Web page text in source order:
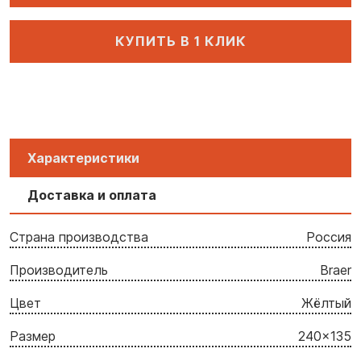
КУПИТЬ В 1 КЛИК
Характеристики
Доставка и оплата
Страна производства Россия
Производитель Braer
Цвет Жёлтый
Размер 240x135